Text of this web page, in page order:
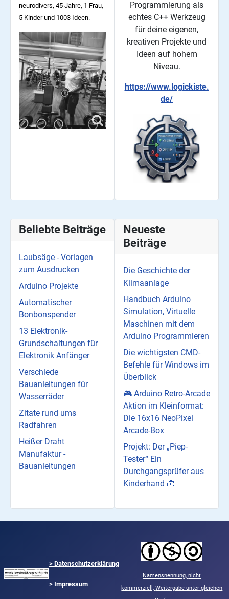
neurodivers, 45 Jahre, 1 Frau,
5 Kinder und 1003 Ideen.
Programmierung als
echtes C++ Werkzeug
für deine eigenen,
kreativen Projekte und
Ideen auf hohem
Niveau.
https://www.logickiste.
de/
Beliebte Beiträge
Laubsäge - Vorlagen
zum Ausdrucken
Arduino Projekte
Automatischer
Bonbonspender
13 Elektronik-
Grundschaltungen für
Elektronik Anfänger
Verschiede
Bauanleitungen für
Wasserräder
Zitate rund ums
Radfahren
Heißer Draht
Manufaktur -
Bauanleitungen
Neueste
Beiträge
Die Geschichte der
Klimaanlage
Handbuch Arduino
Simulation, Virtuelle
Maschinen mit dem
Arduino Programmieren
Die wichtigsten CMD-
Befehle für Windows im
Überblick
🎮 Arduino Retro-Arcade
Aktion im Kleinformat:
Die 16x16 NeoPixel
Arcade-Box
Projekt: Der „Piep-
Tester“ Ein
Durchgangsprüfer aus
Kinderhand 🧰
> Datenschutzerklärung
> Impressum
Namensnennung,nicht
kommerziell,Weitergabe unter gleichen